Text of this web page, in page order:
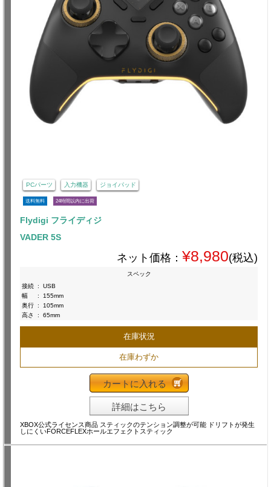
PCパーツ 入力機器 ジョイパッド
送料無料 24時間以内に出荷
Flydigi フライディジ
VADER 5S
ネット価格： ¥8,980(税込)
スペック
接続 :
USB
幅
:
155mm
奥行 :
105mm
高さ
: 65mm
在庫状況
在庫わずか
カートに入れる
詳細はこちら
XBOX公式ライセンス商品 スティックのテンション調整が可能 ドリフトが発生
しにくいFORCEFLEXホールエフェクトスティック